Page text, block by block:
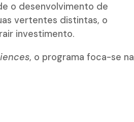
o desenvolvimento de
vertentes distintas, o
investimento.
, o programa foca-se na